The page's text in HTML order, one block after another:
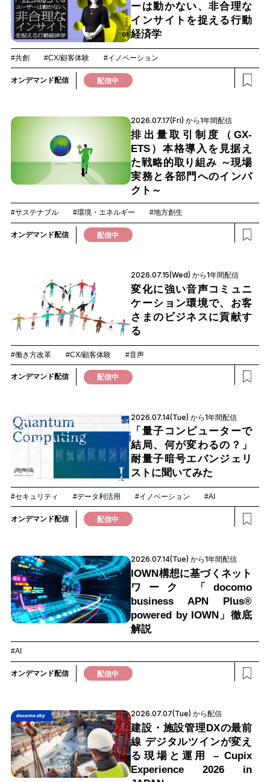
ーは動かない、非合理な
インサイトを捉える行動
経済学
#共創 #CX/顧客体験 #イノベーション
オンデマンド配信 配信中
2026.07.17(Fri) から1年間配信
排出量取引制度（GX-
ETS）本格導入を見据え
た戦略的取り組み ～現場
実務と各部門へのインパ
クト～
#サステナブル #環境・エネルギー #地方創生
オンデマンド配信 配信中
2026.07.15(Wed) から1年間配信
変化に強い音声コミュニ
ケーション環境で、お客
さまのビジネスに貢献す
る
#働き方改革 #CX/顧客体験 #音声
オンデマンド配信 配信中
2026.07.14(Tue) から1年間配信
「量子コンピューターで
結局、何が変わるの？」
耐量子暗号エバンジェリ
ストに聞いてみた
#セキュリティ #データ利活用 #イノベーション #AI
オンデマンド配信 配信中
2026.07.14(Tue) から1年間配信
IOWN構想に基づくネット
ワーク 「docomo
business APN Plus®
powered by IOWN」徹底
解説
#AI
オンデマンド配信 配信中
2026.07.07(Tue) から配信
建設・施設管理DXの最前
線 デジタルツインが変え
る現場と運用 – Cupix
Experience 2026 in